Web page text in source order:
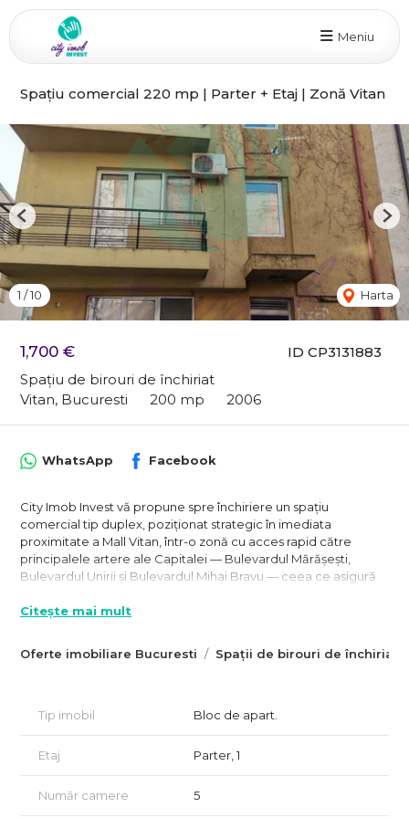
Meniu
Spațiu comercial 220 mp | Parter + Etaj | Zonă Vitan
ID CP3131883
1,700 €
Spațiu de birouri de închiriat
Vitan, Bucuresti
200 mp 2006
1 /10 Harta
Previous
Oferte imobiliare Bucuresti Spații de birouri de închiriat
WhatsApp Facebook
City Imob Invest vă propune spre închiriere un spațiu
comercial tip duplex, poziționat strategic în imediata
proximitate a Mall Vitan, într-o zonă cu acces rapid către
principalele artere ale Capitalei — Bulevardul Mărășești,
Bulevardul Unirii și Bulevardul Mihai Bravu — ceea ce asigură
zonele orașului. Amplasarea este ideală pentru activități
clienți și parteneri.
duplex, ceea ce oferă un plus de intimitate și control
câte aproximativ 110 mp pe fiecare nivel, și beneficiază de
dublu acces, un avantaj important pentru organizarea
Compartimentarea este versatilă și ușor adaptabilă pentru
Citește mai mult
Tip imobil Bloc de apart.
Etaj Parter, 1
Număr camere 5